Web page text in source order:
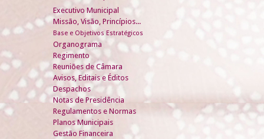
Executivo Municipal
Missão, Visão, Princípios...
Base e Objetivos Estratégicos
Organograma
Regimento
Reuniões de Câmara
Avisos, Editais e Éditos
Despachos
Notas de Presidência
Regulamentos e Normas
Planos Municipais
Gestão Financeira